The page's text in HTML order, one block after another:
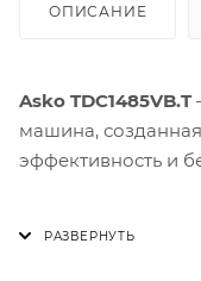
ОПИСАНИЕ
Asko TDC1485VB.T
машина,
эффективность и